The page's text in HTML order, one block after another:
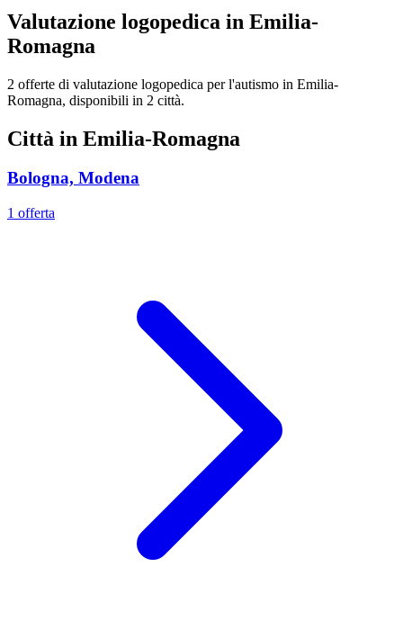
Valutazione logopedica in Emilia-
Romagna
2 offerte di valutazione logopedica per l'autismo in Emilia-
Romagna, disponibili in 2 città.
Città in Emilia-Romagna
Bologna, Modena
1 offerta